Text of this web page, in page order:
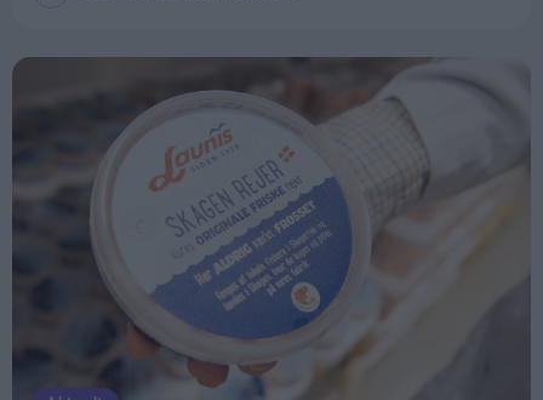
Børn oplever trafikken anderledes
Børn har ikke de samme forudsætninger som